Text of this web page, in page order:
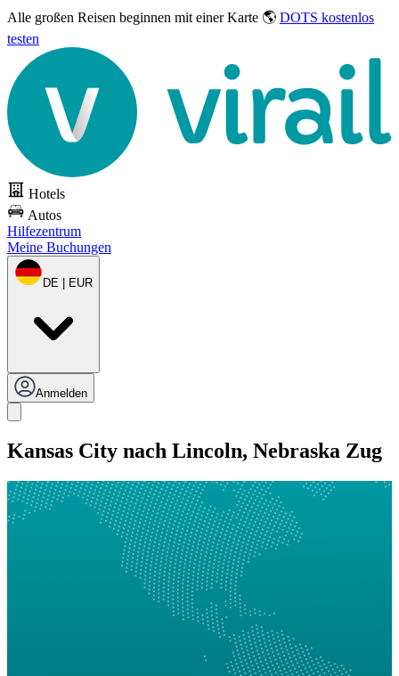
Alle großen Reisen beginnen mit einer Karte 🌎 DOTS kostenlos
testen
Hotels
Autos
Hilfezentrum
Meine Buchungen
DE | EUR
Anmelden
Kansas City nach Lincoln, Nebraska Zug